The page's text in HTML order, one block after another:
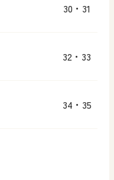
30・31
32・33
34・35